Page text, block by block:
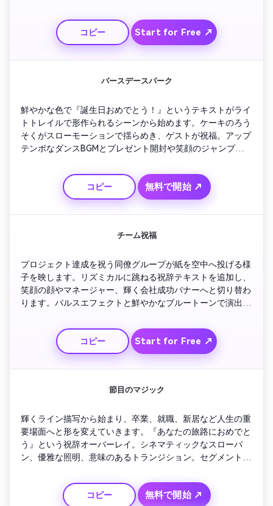
ト型紙吹雪のバーストと優しい音楽でフィニッシュ。
コピー
Start for Free ↗
バースデースパーク
鮮やかな色で『誕生日おめでとう！』というテキストがライ
トトレイルで形作られるシーンから始めます。ケーキのろう
そくがスローモーションで揺らめき、ゲストが祝福。アップ
テンポなダンスBGMとプレゼント開封や笑顔のジャンプカッ
え、ラストは全体のパーティーシーンが明るくズームアウト
し陽気なモーショングラフィックで包まれます。
コピー 無料で開始 ↗
チーム祝福
プロジェクト達成を祝う同僚グループが紙を空中へ投げる様
子を映します。リズミカルに跳ねる祝辞テキストを追加し、
笑顔の顔やマネージャー、輝く会社成功バナーへと切り替わ
ります。パルスエフェクトと鮮やかなブルートーンで演出。
でチームの士気を高めましょう。
コピー
Start for Free ↗
節目のマジック
輝くライン描写から始まり、卒業、就職、新居など人生の重
要場面へと形を変えていきます。『あなたの旅路におめでと
う』という祝辞オーバーレイ。シネマティックなスローパ
ン、優雅な照明、意味のあるトランジション。セグメントご
浮かぶバルーンと感動的なBGMで締めくくります。
コピー
無料で開始 ↗